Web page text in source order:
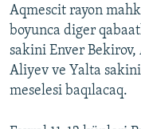
Aqmescit rayon
boyunca diger
sakini Enver
Aliyev ve Yalta
meselesi baqılacaq.